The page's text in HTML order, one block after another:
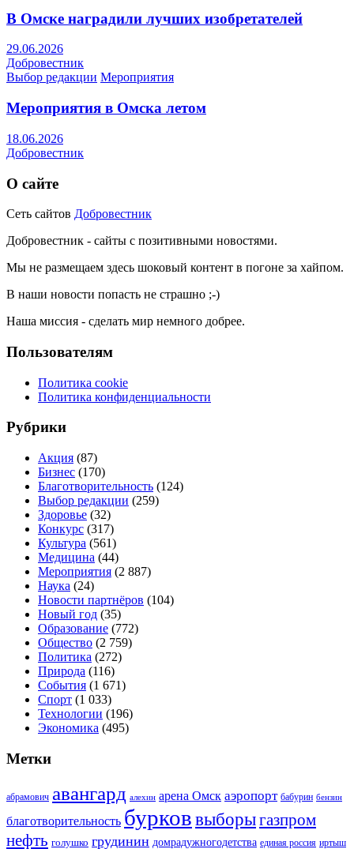
В Омске наградили лучших изобретателей
29.06.2026
Добровестник
Выбор редакции Мероприятия
Мероприятия в Омска летом
18.06.2026
Добровестник
О сайте
Сеть сайтов Добровестник
Добровестник - сайты с позитивными новостями.
Мы не размещаем здесь шоковый контент в погоне за хайпом.
В наши новости попасть не страшно ;-)
Наша миссия - сделать мир немного добрее.
Пользователям
Политика cookie
Политика конфиденциальности
Рубрики
Акция (87)
Бизнес (170)
Благотворительность (124)
Выбор редакции (259)
Здоровье (32)
Конкурс (317)
Культура (561)
Медицина (44)
Мероприятия (2 887)
Наука (24)
Новости партнёров (104)
Новый год (35)
Образование (772)
Общество (2 759)
Политика (272)
Природа (116)
События (1 671)
Спорт (1 033)
Технологии (196)
Экономика (495)
Метки
абрамович авангард алехин арена Омск аэропорт бабурин бензин
благотворительность бурков выборыгазпром
нефть голушко грудинин домрадужногодетства единая россия иртыш